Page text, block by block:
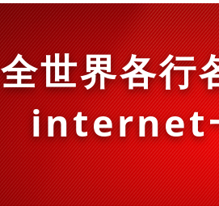
全世界各行
internet